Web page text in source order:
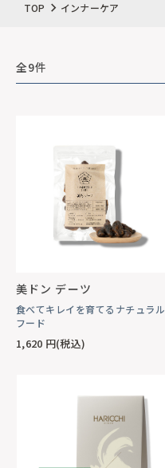
TOP インナーケア
全9件
美ドン デーツ
食べてキレイを育てるナチュラル
フード
1,620 円(税込)